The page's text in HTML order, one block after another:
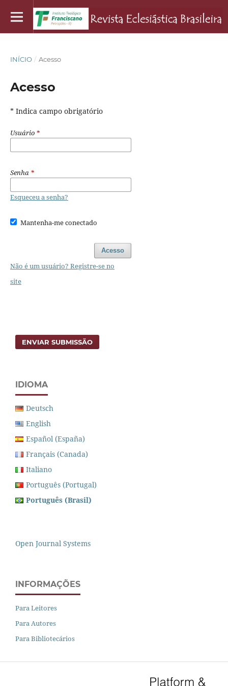
INÍCIO / Acesso
Acesso
* Indica campo obrigatório
Usuário *
Senha *
Esqueceu a senha?
Mantenha-me conectado
Acesso
Não é um usuário? Registre-se no
site
ENVIAR SUBMISSÃO
IDIOMA
Deutsch
English
Español (España)
Français (Canada)
Italiano
Português (Portugal)
Português (Brasil)
Open Journal Systems
INFORMAÇÕES
Para Leitores
Para Autores
Para Bibliotecários